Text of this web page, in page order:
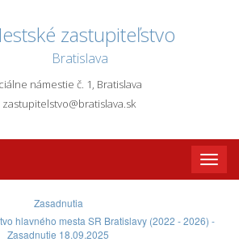
zastupiteľstvo
Bratislava
námestie č. 1, Bratislava
zastupitelstvo@bratislava.sk
Toggle
Zasadnutia
hlavného mesta SR Bratislavy (2022 - 2026) -
Zasadnutie 18.09.2025